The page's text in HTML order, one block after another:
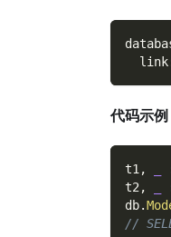
link
代码示例
t1 ,
t2 ,
db.
//